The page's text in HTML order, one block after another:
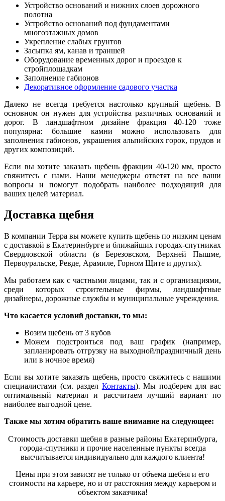
Устройство оснований и нижних слоев дорожного
полотна
Устройство оснований под фундаментами
многоэтажных домов
Укрепление слабых грунтов
Засыпка ям, канав и траншей
Оборудование временных дорог и проездов к
стройплощадкам
Заполнение габионов
Декоративное оформление садового участка
Далеко не всегда требуется настолько крупный щебень. В
основном он нужен для устройства различных оснований и
дорог. В ландшафтном дизайне фракция 40-120 тоже
популярна: большие камни можно использовать для
заполнения габионов, украшения альпийских горок, прудов и
других композиций.
Если вы хотите заказать щебень фракции 40-120 мм, просто
свяжитесь с нами. Наши менеджеры ответят на все ваши
вопросы и помогут подобрать наиболее подходящий для
ваших целей материал.
Доставка щебня
В компании Терра вы можете купить щебень по низким ценам
с доставкой в Екатеринбурге и ближайших городах-спутниках
Свердловской области (в Березовском, Верхней Пышме,
Первоуральске, Ревде, Арамиле, Горном Щите и других).
Мы работаем как с частными лицами, так и с организациями,
среди которых строительные фирмы, ландшафтные
дизайнеры, дорожные службы и муниципальные учреждения.
Что касается условий доставки, то мы:
Возим щебень от 3 кубов
Можем подстроиться под ваш график (например,
запланировать отгрузку на выходной/праздничный день
или в ночное время)
Если вы хотите заказать щебень, просто свяжитесь с нашими
специалистами (см. раздел Контакты). Мы подберем для вас
оптимальный материал и рассчитаем лучший вариант по
наиболее выгодной цене.
Также мы хотим обратить ваше внимание на следующее:
Стоимость доставки щебня в разные районы Екатеринбурга,
города-спутники и прочие населенные пункты всегда
высчитывается индивидуально для каждого клиента!
Цены при этом зависят не только от объема щебня и его
стоимости на карьере, но и от расстояния между карьером и
объектом заказчика!